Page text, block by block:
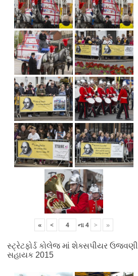
« < ના4 > »
સ્ટ્રેટફોર્ડ કોલેજ માં શેક્સપીયર ઉજવણી
સહાયક 2015